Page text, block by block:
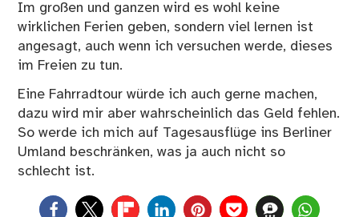
Im großen und ganzen wird es wohl keine
wirklichen Ferien geben, sondern viel lernen ist
angesagt, auch wenn ich versuchen werde, dieses
im Freien zu tun.
Eine Fahrradtour würde ich auch gerne machen,
dazu wird mir aber wahrscheinlich das Geld fehlen.
So werde ich mich auf Tagesausflüge ins Berliner
Umland beschränken, was ja auch nicht so
schlecht ist.
0